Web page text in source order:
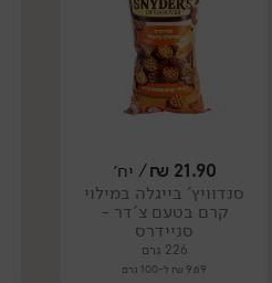
21.90
₪/ יח׳
סנדוויץ' בייגלה במילוי
קרם בטעם צ'דר -
סניידרס
226 גרם
9.69 ₪ ל-100 גרם